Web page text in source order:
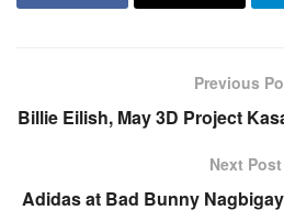
Previous
Billie Eilish, May 3D Project
Next Post
Adidas at Bad Bunny